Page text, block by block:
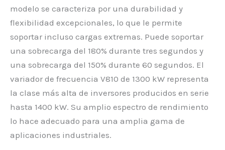
modelo se caracteriza por una durabilidad y
flexibilidad excepcionales, lo que le permite
soportar incluso cargas extremas. Puede soportar
una sobrecarga del 180% durante tres segundos y
una sobrecarga del 150% durante 60 segundos. El
variador de frecuencia V810 de 1300 kW representa
la clase más alta de inversores producidos en serie
hasta 1400 kW. Su amplio espectro de rendimiento
lo hace adecuado para una amplia gama de
aplicaciones industriales.